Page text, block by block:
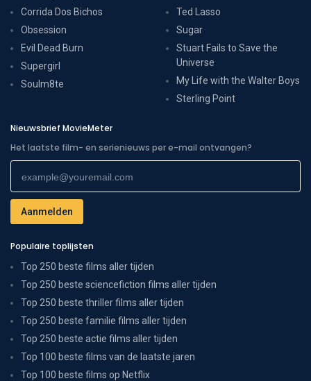
Corrida Dos Bichos
Obsession
Evil Dead Burn
Supergirl
Soulm8te
Ted Lasso
Sugar
Stuart Fails to Save the
Universe
My Life with the Walter Boys
Sterling Point
Nieuwsbrief MovieMeter
Het laatste film- en serienieuws per e-mail ontvangen?
Populaire toplijsten
Top 250 beste films aller tijden
Top 250 beste sciencefiction films aller tijden
Top 250 beste thriller films aller tijden
Top 250 beste familie films aller tijden
Top 250 beste actie films aller tijden
Top 100 beste films van de laatste jaren
Top 100 beste films op Netflix